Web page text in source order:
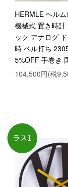
HERMLE ヘル
機械式 置き時計
ック アナログ
時 ベル打ち
5%OFF 手巻き
104,500円(税